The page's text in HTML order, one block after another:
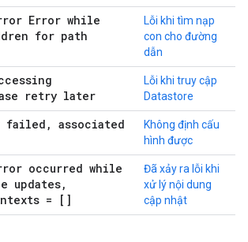
Error while
for path
Lỗi khi tìm nạp
con cho đường
dẫn
retry later
Lỗi khi truy cập
Datastore
failed , associated
Không định cấu
hình được
occurred while
updates,
= []
Đã xảy ra lỗi khi
xử lý nội dung
cập nhật